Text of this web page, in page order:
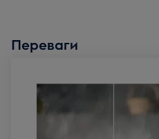
Переваги